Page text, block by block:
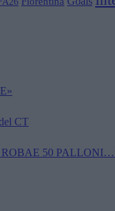
CT
ROBAE 50